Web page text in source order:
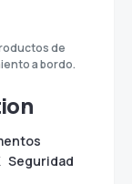
de
a bordo.
Seguridad